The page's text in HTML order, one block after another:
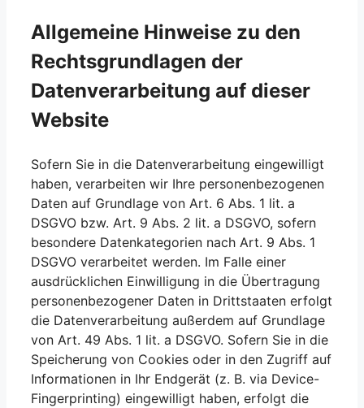
Allgemeine Hinweise zu den
Rechtsgrundlagen der
Datenverarbeitung auf dieser
Website
Sofern Sie in die Datenverarbeitung eingewilligt
haben, verarbeiten wir Ihre personenbezogenen
Daten auf Grundlage von Art. 6 Abs. 1 lit. a
DSGVO bzw. Art. 9 Abs. 2 lit. a DSGVO, sofern
besondere Datenkategorien nach Art. 9 Abs. 1
DSGVO verarbeitet werden. Im Falle einer
ausdrücklichen Einwilligung in die Übertragung
personenbezogener Daten in Drittstaaten erfolgt
die Datenverarbeitung außerdem auf Grundlage
von Art. 49 Abs. 1 lit. a DSGVO. Sofern Sie in die
Speicherung von Cookies oder in den Zugriff auf
Informationen in Ihr Endgerät (z. B. via Device-
Fingerprinting) eingewilligt haben, erfolgt die